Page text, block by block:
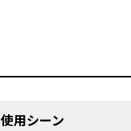
使用シーン